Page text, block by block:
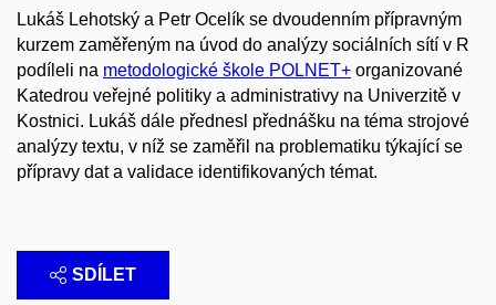
Lukáš Lehotský a Petr Ocelík se dvoudenním přípravným
kurzem zaměřeným na úvod do analýzy sociálních sítí v R
podíleli na metodologické škole POLNET+ organizované
Katedrou veřejné politiky a administrativy na Univerzitě v
Kostnici. Lukáš dále přednesl přednášku na téma strojové
analýzy textu, v níž se zaměřil na problematiku týkající se
přípravy dat a validace identifikovaných témat.
SDÍLET